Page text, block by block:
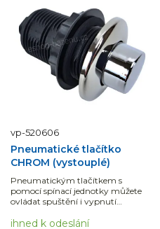
vp-520606
Pneumatické tlačítko
CHROM (vystouplé)
Pneumatickým tlačítkem s
pomocí spínací jednotky můžete
ovládat spuštění i vypnutí
ihned k odeslání